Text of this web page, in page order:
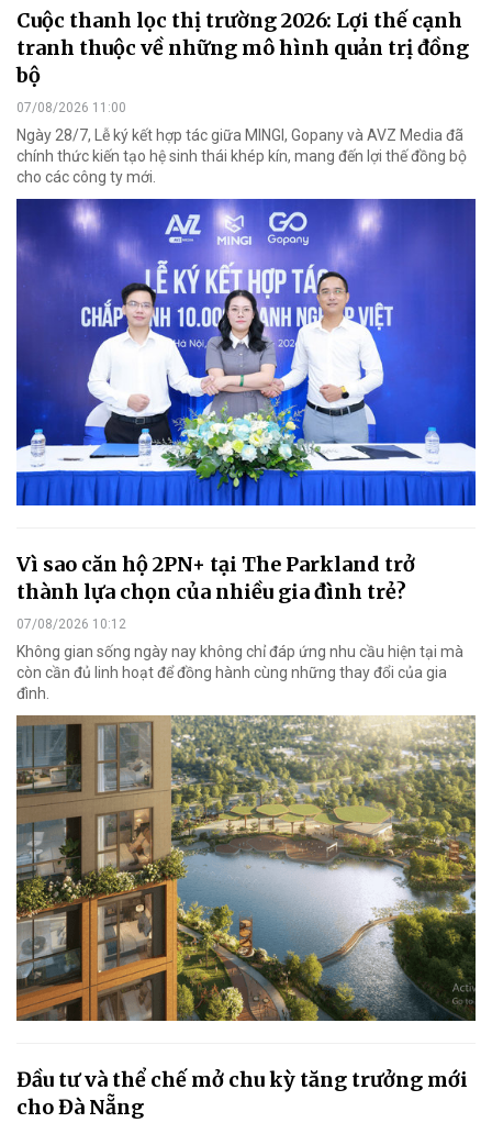
Cuộc thanh lọc thị trường 2026: Lợi thế cạnh
tranh thuộc về những mô hình quản trị đồng
bộ
07/08/2026 11:00
Ngày 28/7, Lễ ký kết hợp tác giữa MINGI, Gopany và AVZ Media đã
chính thức kiến tạo hệ sinh thái khép kín, mang đến lợi thế đồng bộ
cho các công ty mới.
Vì sao căn hộ 2PN+ tại The Parkland trở
thành lựa chọn của nhiều gia đình trẻ?
07/08/2026 10:12
Không gian sống ngày nay không chỉ đáp ứng nhu cầu hiện tại mà
còn cần đủ linh hoạt để đồng hành cùng những thay đổi của gia
đình.
Đầu tư và thể chế mở chu kỳ tăng trưởng mới
cho Đà Nẵng